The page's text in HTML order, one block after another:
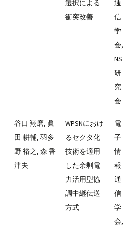
選択による
衝突改善
通
信
学
会,
NS
研
究
会
谷口 翔磨, 眞
田 耕輔, 羽多
野 裕之, 森 香
津夫
WPSNにおけ
るセクタ化
技術を適用
した余剰電
力活用型協
調中継伝送
方式
電
子
情
報
通
信
学
会,